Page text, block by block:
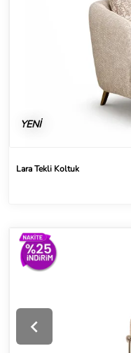
YENİ
Lara Tekli Koltuk